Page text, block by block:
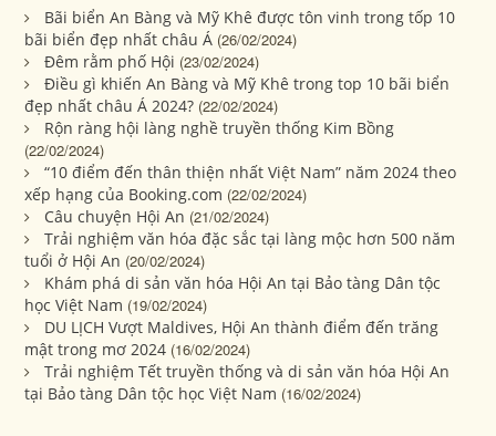
Bãi biển An Bàng và Mỹ Khê được tôn vinh trong tốp 10
bãi biển đẹp nhất châu Á (26/02/2024)
Đêm rằm phố Hội (23/02/2024)
Điều gì khiến An Bàng và Mỹ Khê trong top 10 bãi biển
đẹp nhất châu Á 2024? (22/02/2024)
Rộn ràng hội làng nghề truyền thống Kim Bồng
(22/02/2024)
“10 điểm đến thân thiện nhất Việt Nam” năm 2024 theo
xếp hạng của Booking.com (22/02/2024)
Câu chuyện Hội An (21/02/2024)
Trải nghiệm văn hóa đặc sắc tại làng mộc hơn 500 năm
tuổi ở Hội An (20/02/2024)
Khám phá di sản văn hóa Hội An tại Bảo tàng Dân tộc
học Việt Nam (19/02/2024)
DU LỊCH Vượt Maldives, Hội An thành điểm đến trăng
mật trong mơ 2024 (16/02/2024)
Trải nghiệm Tết truyền thống và di sản văn hóa Hội An
tại Bảo tàng Dân tộc học Việt Nam (16/02/2024)